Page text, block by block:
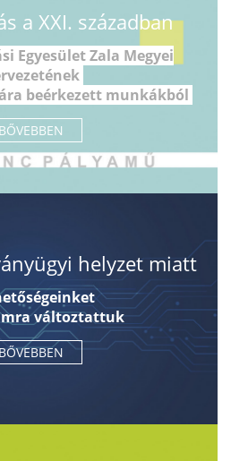
a XXI. században
Egyesület Zala Megyei
beérkezett munkákból
BŐVEBBEN
helyzet miatt
változtattuk
BŐVEBBEN